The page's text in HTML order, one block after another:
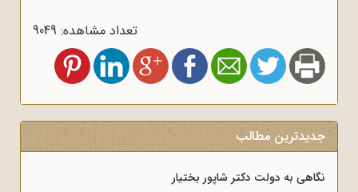
تعداد مشاهده: 9049
جدیدترین مطالب
نگاهی به دولت دکتر شاپور بختیار